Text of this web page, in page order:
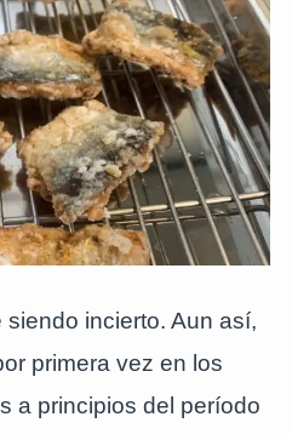
incierto. Aun así,
primera vez en los
a principios del período